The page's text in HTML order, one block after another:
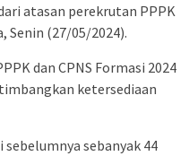
atasan perekrutan PPPK
Senin (27/05/2024).
dan CPNS Formasi 2024
ketersediaan
sebanyak 44